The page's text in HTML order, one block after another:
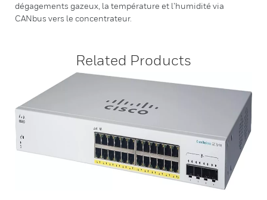
dégagements gazeux, la température et l’humidité via
CANbus vers le concentrateur.
Related Products